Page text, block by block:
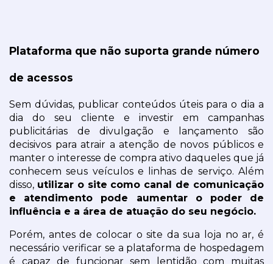
Plataforma que não suporta grande número
de acessos
Sem dúvidas, publicar conteúdos úteis para o dia a
dia do seu cliente e investir em campanhas
publicitárias de divulgação e lançamento são
decisivos para atrair a atenção de novos públicos e
manter o interesse de compra ativo daqueles que já
conhecem seus veículos e linhas de serviço. Além
disso, utilizar o site como canal de comunicação
e atendimento pode aumentar o poder de
influência e a área de atuação do seu negócio.
Porém, antes de colocar o site da sua loja no ar, é
necessário verificar se a plataforma de hospedagem
é capaz de funcionar sem lentidão com muitas